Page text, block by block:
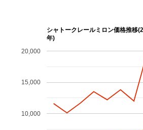
シャトークレールミロン価格推移
年)
10,000
15,000
20,000